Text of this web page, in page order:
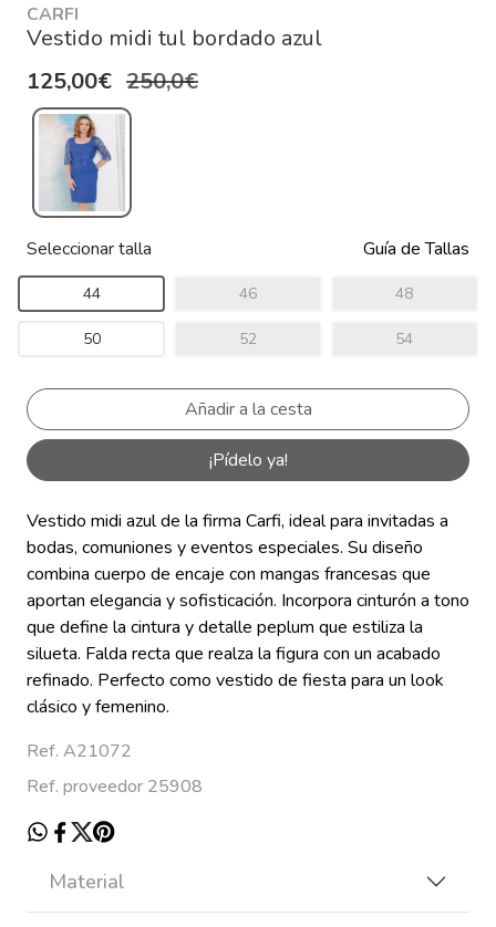
CARFI
Vestido midi tul bordado azul
125,00€ 250,0€
Seleccionar talla Guía de Tallas
44 46 48
50 52 54
¡Pídelo ya!
Vestido midi azul de la firma Carfi, ideal para invitadas a
bodas, comuniones y eventos especiales. Su diseño
combina cuerpo de encaje con mangas francesas que
aportan elegancia y sofisticación. Incorpora cinturón a tono
que define la cintura y detalle peplum que estiliza la
silueta. Falda recta que realza la figura con un acabado
refinado. Perfecto como vestido de fiesta para un look
clásico y femenino.
Ref. A21072
Ref. proveedor 25908
Material